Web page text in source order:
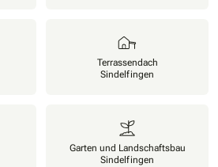
Terrassendach
Sindelfingen
Garten und Landschaftsbau
Sindelfingen